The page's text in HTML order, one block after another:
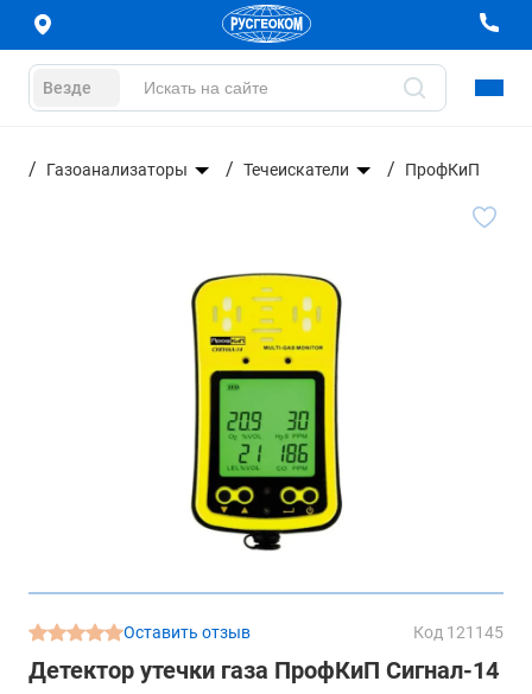
Везде
Газоанализаторы Течеискатели ПрофКиП
Оставить отзыв Код 121145
Детектор утечки газа ПрофКиП Сигнал-14